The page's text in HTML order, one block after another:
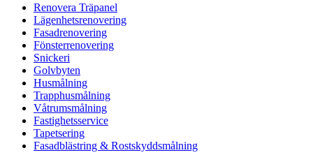
Renovera Träpanel
Lägenhetsrenovering
Fasadrenovering
Fönsterrenovering
Snickeri
Golvbyten
Husmålning
Trapphusmålning
Våtrumsmålning
Fastighetsservice
Tapetsering
Fasadblästring & Rostskyddsmålning